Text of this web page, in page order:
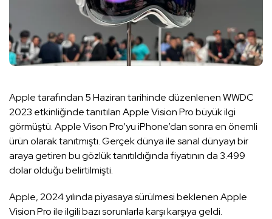
Apple tarafından 5 Haziran tarihinde düzenlenen WWDC
2023 etkinliğinde tanıtılan Apple Vision Pro büyük ilgi
görmüştü. Apple Vison Pro’yu iPhone’dan sonra en önemli
ürün olarak tanıtmıştı. Gerçek dünya ile sanal dünyayı bir
araya getiren bu gözlük tanıtıldığında fiyatının da 3.499
dolar olduğu belirtilmişti.
Apple, 2024 yılında piyasaya sürülmesi beklenen Apple
Vision Pro ile ilgili bazı sorunlarla karşı karşıya geldi.